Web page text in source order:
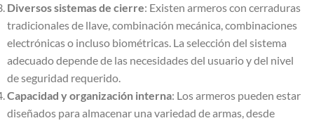
Diversos sistemas de cierre: Existen armeros con cerraduras
tradicionales de llave, combinación mecánica, combinaciones
electrónicas o incluso biométricas. La selección del sistema
adecuado depende de las necesidades del usuario y del nivel
de seguridad requerido.
Capacidad y organización interna: Los armeros pueden estar
diseñados para almacenar una variedad de armas, desde